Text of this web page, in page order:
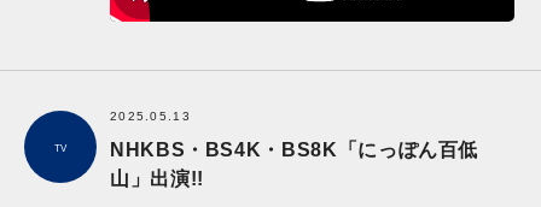
TV
2025.05.13
NHKBS・BS4K・BS8K「にっぽん百低
山」出演!!